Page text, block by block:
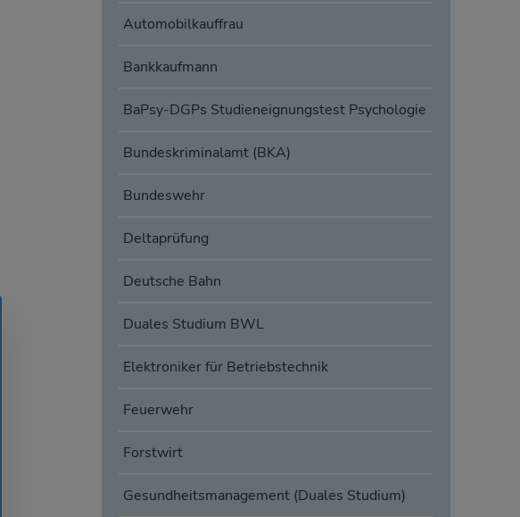
Automobilkauffrau
Bankkaufmann
BaPsy-DGPs Studieneignungstest Psychologie
Bundeskriminalamt (BKA)
Bundeswehr
Deltaprüfung
Deutsche Bahn
Duales Studium BWL
Elektroniker für Betriebstechnik
Feuerwehr
Forstwirt
Gesundheitsmanagement (Duales Studium)